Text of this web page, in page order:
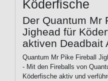
Köderfische
Der Quantum Mr
Jighead für
aktiven Deadbait
Quantum Mr Pike Fireball
- Mit den Fireballs von
Köderfische aktiv und